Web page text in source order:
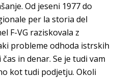
Od jeseni 1977 do
per la storia del
F-VG raziskovala z
probleme odhoda istrskih
in denar. Se je tudi vam
kot tudi podjetju. Okoli